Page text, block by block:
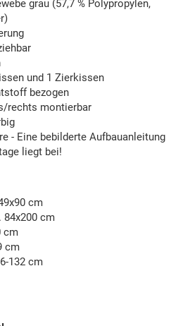
grau (57,7 % Polypropylen,
und 1 Zierkissen
bezogen
rechts montierbar
- Eine bebilderte Aufbauanleitung
liegt bei!
cm
84x200 cm
cm
cm
132 cm